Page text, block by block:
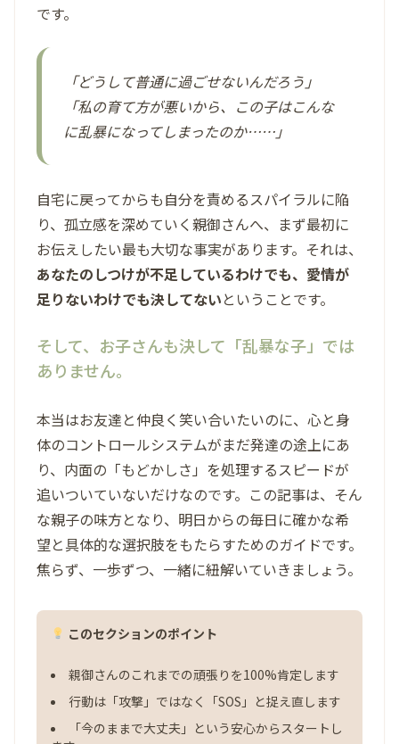
です。
「どうして普通に過ごせないんだろう」
「私の育て方が悪いから、この子はこんな
に乱暴になってしまったのか……」
自宅に戻ってからも自分を責めるスパイラルに陥
り、孤立感を深めていく親御さんへ、まず最初に
お伝えしたい最も大切な事実があります。それは、
あなたのしつけが不足しているわけでも、愛情が
足りないわけでも決してないということです。
そして、お子さんも決して「乱暴な子」では
ありません。
本当はお友達と仲良く笑い合いたいのに、心と身
体のコントロールシステムがまだ発達の途上にあ
り、内面の「もどかしさ」を処理するスピードが
追いついていないだけなのです。この記事は、そん
な親子の味方となり、明日からの毎日に確かな希
望と具体的な選択肢をもたらすためのガイドです。
焦らず、一歩ずつ、一緒に紐解いていきましょう。
このセクションのポイント
親御さんのこれまでの頑張りを100%肯定します
行動は「攻撃」ではなく「SOS」と捉え直します
「今のままで大丈夫」という安心からスタートし